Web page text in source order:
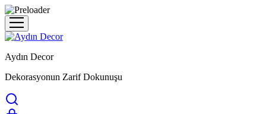
Aydın Decor
Dekorasyonun Zarif Dokunuşu